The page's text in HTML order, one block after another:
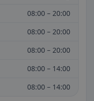
08:00 – 20:00
08:00 – 20:00
08:00 – 20:00
08:00 – 14:00
08:00 – 14:00